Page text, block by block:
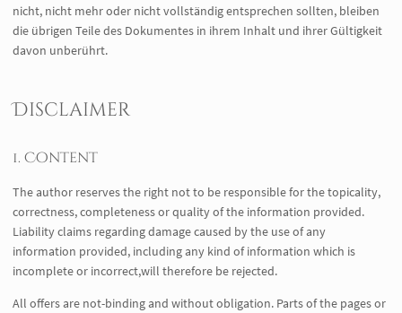
nicht, nicht mehr oder nicht vollständig entsprechen sollten, bleiben
die übrigen Teile des Dokumentes in ihrem Inhalt und ihrer Gültigkeit
davon unberührt.
Disclaimer
1. Content
The author reserves the right not to be responsible for the topicality,
correctness, completeness or quality of the information provided.
Liability claims regarding damage caused by the use of any
information provided, including any kind of information which is
incomplete or incorrect,will therefore be rejected.
All offers are not-binding and without obligation. Parts of the pages or